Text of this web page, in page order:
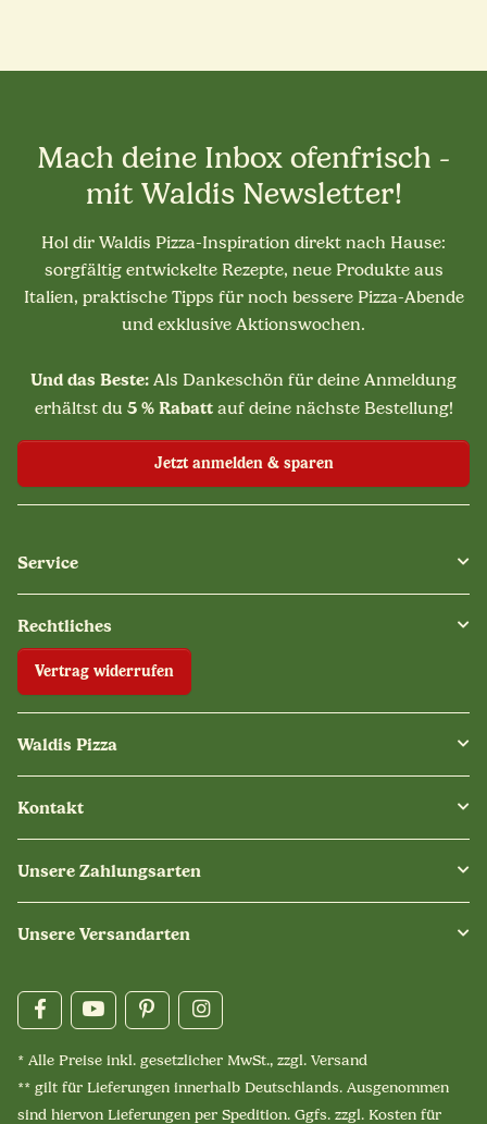
Mach deine Inbox ofenfrisch -
mit Waldis Newsletter!
Hol dir Waldis Pizza-Inspiration direkt nach Hause:
sorgfältig entwickelte Rezepte, neue Produkte aus
Italien, praktische Tipps für noch bessere Pizza-Abende
und exklusive Aktionswochen.
Und das Beste: Als Dankeschön für deine Anmeldung
erhältst du 5 % Rabattauf deine nächste Bestellung!
Jetzt anmelden & sparen
Service
Rechtliches
Vertrag widerrufen
Waldis Pizza
Kontakt
Unsere Zahlungsarten
Unsere Versandarten
* Alle Preise inkl. gesetzlicher MwSt., zzgl. Versand
** gilt für Lieferungen innerhalb Deutschlands. Ausgenommen
sind hiervon Lieferungen per Spedition. Ggfs. zzgl. Kosten für